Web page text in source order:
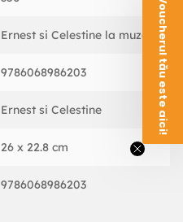
Ernest si Celestine la muzeu
9786068986203
Ernest si Celestine
26 x 22.8 cm
9786068986203
Voucherul tău este aici!